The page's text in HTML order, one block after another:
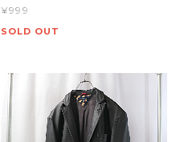
¥999
SOLD OUT